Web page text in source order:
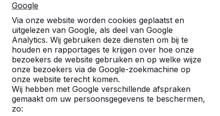
Google
Via onze website worden cookies geplaatst en
uitgelezen van Google, als deel van Google
Analytics. Wij gebruiken deze diensten om bij te
houden en rapportages te krijgen over hoe onze
bezoekers de website gebruiken en op welke wijze
onze bezoekers via de Google-zoekmachine op
onze website terecht komen.
Wij hebben met Google verschillende afspraken
gemaakt om uw persoonsgegevens te beschermen,
zo:
mooie uitstraling, ziet er sterk en aantrekkelijk
uit!
r. Velu
28-06-2017